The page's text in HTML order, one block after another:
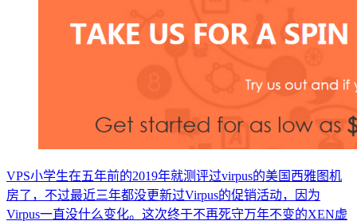
VPS小学生在五年前的2019年就测评过virpus的美国西雅图机
房了，不过最近三年都没更新过Virpus的促销活动，因为
Virpus一直没什么变化。这次终于不再死守万年不变的XEN虚